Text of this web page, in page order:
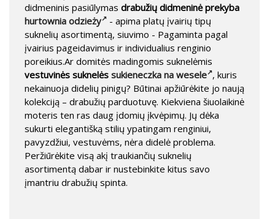
didmeninis pasiūlymas drabužių didmeninė prekyba
hurtownia odzieży
- apima platų įvairių tipų
suknelių asortimentą, siuvimo - Pagaminta pagal
įvairius pageidavimus ir individualius renginio
poreikius.Ar domitės madingomis suknelėmis
vestuvinės suknelės sukieneczka na wesele , kuris
nekainuoja didelių pinigų? Būtinai apžiūrėkite jo naują
kolekciją – drabužių parduotuvę. Kiekviena šiuolaikinė
moteris ten ras daug įdomių įkvėpimų. Jų dėka
sukurti elegantišką stilių ypatingam renginiui,
pavyzdžiui, vestuvėms, nėra didelė problema.
Peržiūrėkite visą akį traukiančių suknelių
asortimentą dabar ir nustebinkite kitus savo
įmantriu drabužių spinta.